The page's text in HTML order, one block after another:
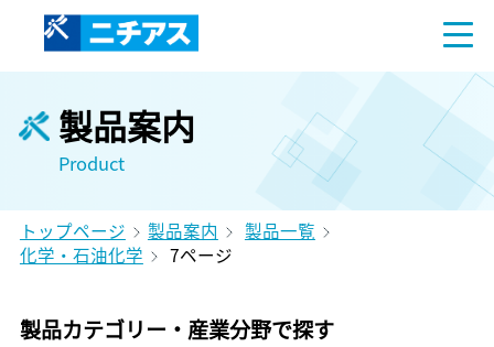
製品案内
Product
トップページ 製品案内
製品一覧
化学・石油化学
7ページ
製品カテゴリー・産業分野で探す